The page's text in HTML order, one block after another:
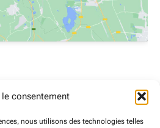
le consentement
nous utilisons des technologies telles